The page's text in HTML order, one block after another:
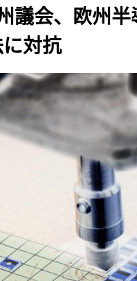
議会、欧州
対抗